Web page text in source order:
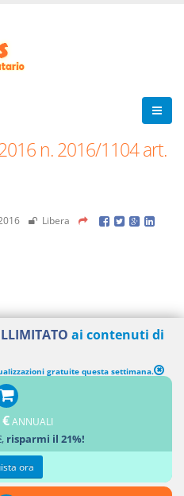
n. 2016/1104 art.
Libera
O DEPOSITI
ai contenuti di
gratuite questa settimana.
ANNUALI
, risparmi il 21%!
ora